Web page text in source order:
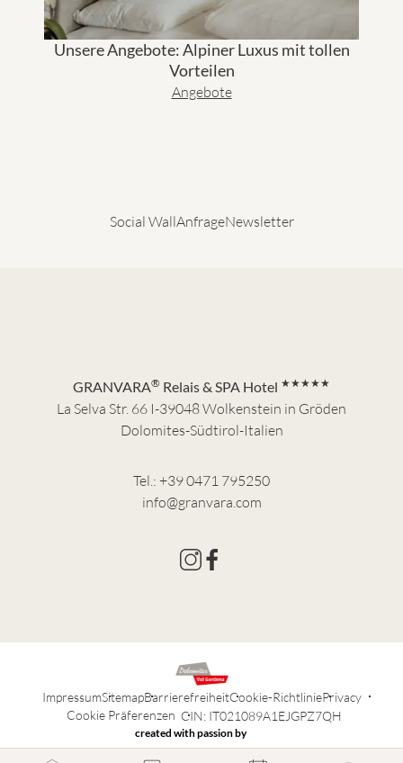
Unsere Angebote: Alpiner Luxus mit tollen
Vorteilen
Angebote
Social WallAnfrageNewsletter
GRANVARA® Relais & SPA Hotel ★★★★★
La Selva Str. 66 I-39048 Wolkenstein in Gröden
Dolomites-Südtirol-Italien
Tel.: +39 0471 795250
info@granvara.com
ImpressumSitemapBarrierefreiheitCookie-RichtliniePrivacy
Cookie Präferenzen CIN: IT021089A1EJGPZ7QH
created with passion by